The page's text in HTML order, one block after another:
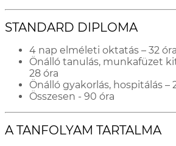
STANDARD DIPLOMA
4 nap elméleti oktatás – 32 óra
Önálló tanulás, munkafüzet
28 óra
Önálló gyakorlás, hospitálás –
Összesen - 90 óra
A TANFOLYAM TARTALMA